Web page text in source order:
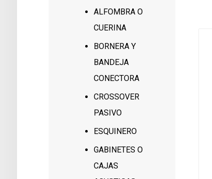
ALFOMBRA O
CUERINA
BORNERA Y
BANDEJA
CONECTORA
CROSSOVER
PASIVO
ESQUINERO
GABINETES O
CAJAS